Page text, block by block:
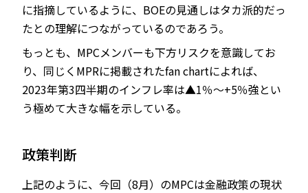
に指摘しているように、BOEの見通しはタカ派的だっ
たとの理解につながっているのであろう。
もっとも、MPCメンバーも下方リスクを意識してお
り、同じくMPRに掲載されたfan chartによれば、
2023年第3四半期のインフレ率は▲1％～+5％強とい
う極めて大きな幅を示している。
政策判断
上記のように、今回（8月）のMPCは金融政策の現状